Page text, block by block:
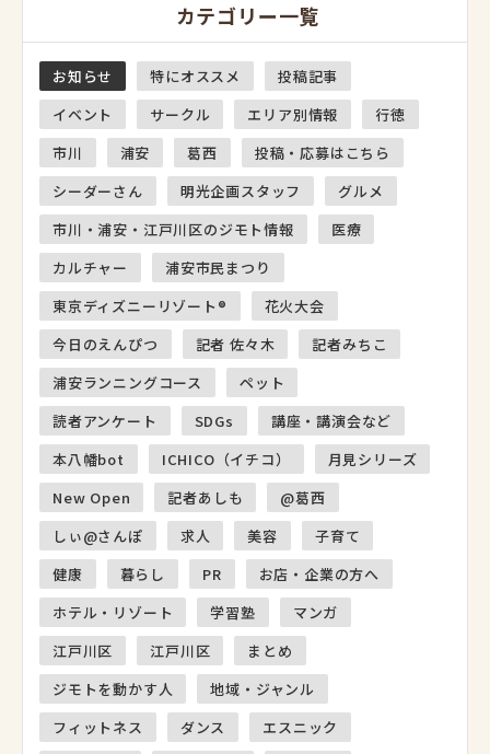
カテゴリー一覧
お知らせ 特にオススメ
投稿記事
イベント
サークル エリア別情報
行徳
市川
浦安 葛西
投稿・応募はこちら
シーダーさん
明光企画スタッフ
グルメ
市川・浦安・江戸川区のジモト情報
医療
カルチャー
浦安市民まつり
東京ディズニーリゾート®
花火大会
今日のえんぴつ
記者 佐々木
記者みちこ
浦安ランニングコース
ペット
読者アンケート
SDGs
講座・講演会など
本八幡bot
ICHICO（イチコ）
月見シリーズ
New Open
記者あしも
@葛西
しぃ@さんぽ
求人 美容
子育て
健康
暮らし PR
お店・企業の方へ
ホテル・リゾート
学習塾
マンガ
江戸川区
江戸川区
まとめ
ジモトを動かす人
地域・ジャンル
フィットネス
ダンス
エスニック